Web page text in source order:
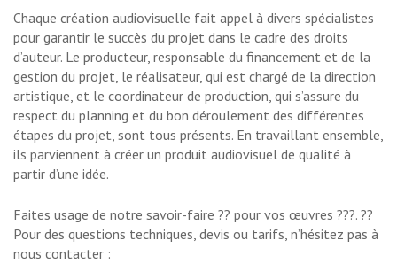
Chaque création audiovisuelle fait appel à divers spécialistes
pour garantir le succès du projet dans le cadre des droits
d’auteur. Le producteur, responsable du financement et de la
gestion du projet, le réalisateur, qui est chargé de la direction
artistique, et le coordinateur de production, qui s’assure du
respect du planning et du bon déroulement des différentes
étapes du projet, sont tous présents. En travaillant ensemble,
ils parviennent à créer un produit audiovisuel de qualité à
partir d’une idée.
Faites usage de notre savoir-faire ?? pour vos œuvres ???. ??
Pour des questions techniques, devis ou tarifs, n’hésitez pas à
nous contacter :